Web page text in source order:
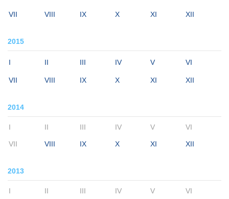
VII VIII IX X XI XII
2015
I II III IV V VI
VII VIII IX X XI XII
2014
I II III IV V VI
VII VIII IX X XI XII
2013
I II III IV V
VI